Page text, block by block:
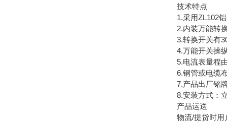
技术特点
1.采用ZL102铝
2.内装万能转换
3.转换开关有30
4.万能开关操纵
5.电流表量程
6.钢管或电缆
7.产品出厂铭牌
8.安装方式：立
产品运送
物流/提货时用户